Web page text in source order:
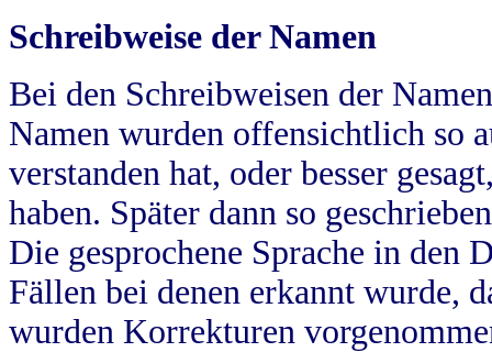
Schreibweise der Namen
Bei den Schreibweisen der
Namen wurden offensichtlich so
verstanden hat, oder besser
haben. Später dann so
Die gesprochene Sprache in
Fällen bei denen erkannt wurde,
wurden Korrekturen